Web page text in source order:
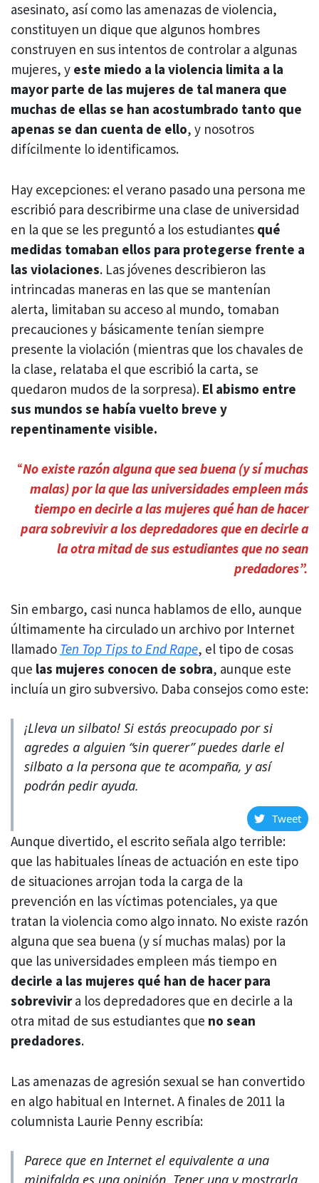
asesinato, así como las amenazas de violencia,
constituyen un dique que algunos hombres
construyen en sus intentos de controlar a algunas
mujeres, y este miedo a la violencia limita a la
mayor parte de las mujeres de tal manera que
muchas de ellas se han acostumbrado tanto que
apenas se dan cuenta de ello, y nosotros
difícilmente lo identificamos.
Hay excepciones: el verano pasado una persona me
escribió para describirme una clase de universidad
en la que se les preguntó a los estudiantes qué
medidas tomaban ellos para protegerse frente a
las violaciones. Las jóvenes describieron las
intrincadas maneras en las que se mantenían
alerta, limitaban su acceso al mundo, tomaban
precauciones y básicamente tenían siempre
presente la violación (mientras que los chavales de
la clase, relataba el que escribió la carta, se
quedaron mudos de la sorpresa). El abismo entre
sus mundos se había vuelto breve y
repentinamente visible.
“No existe razón alguna que sea buena (y sí muchas
malas) por la que las universidades empleen más
tiempo en decirle a las mujeres qué han de hacer
para sobrevivir a los depredadores que en decirle a
la otra mitad de sus estudiantes que no sean
predadores”.
Sin embargo, casi nunca hablamos de ello, aunque
últimamente ha circulado un archivo por Internet
llamado Ten Top Tips to End Rape, el tipo de cosas
que las mujeres conocen de sobra, aunque este
incluía un giro subversivo. Daba consejos como este:
¡Lleva un silbato! Si estás preocupado por si
agredes a alguien “sin querer” puedes darle el
silbato a la persona que te acompaña, y así
podrán pedir ayuda.
Tweet
Aunque divertido, el escrito señala algo terrible:
que las habituales líneas de actuación en este tipo
de situaciones arrojan toda la carga de la
prevención en las víctimas potenciales, ya que
tratan la violencia como algo innato. No existe razón
alguna que sea buena (y sí muchas malas) por la
que las universidades empleen más tiempo en
decirle a las mujeres qué han de hacer para
sobrevivira los depredadores que en decirle a la
otra mitad de sus estudiantes que no sean
predadores.
Las amenazas de agresión sexual se han convertido
en algo habitual en Internet. A finales de 2011 la
columnista Laurie Penny escribía:
Parece que en Internet el equivalente a una